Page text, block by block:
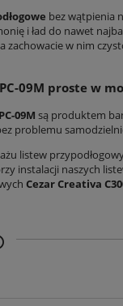
bez wątpienia
i ład do nawet
zachowacie w nim
09M proste w
09M są produktem
problemu
listew
instalacji naszych
Cezar Creativa
CENA NIE ZAWIERA